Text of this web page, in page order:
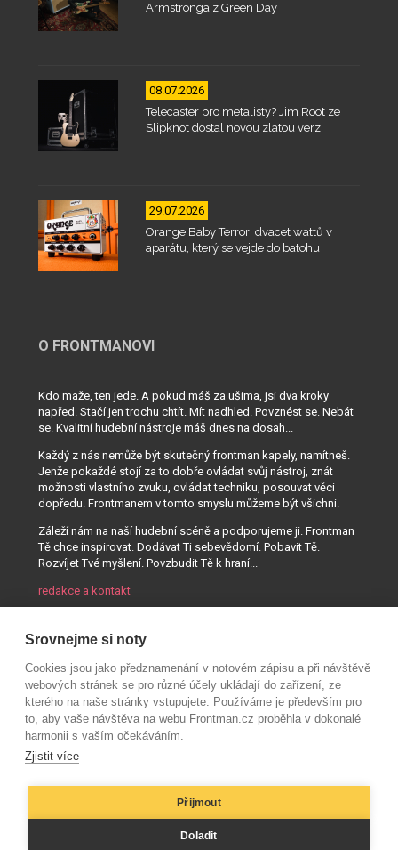
Armstronga z Green Day
08.07.2026
Telecaster pro metalisty? Jim Root ze
Slipknot dostal novou zlatou verzi
29.07.2026
Orange Baby Terror: dvacet wattů v
aparátu, který se vejde do batohu
O FRONTMANOVI
Kdo maže, ten jede. A pokud máš za ušima, jsi dva kroky
napřed. Stačí jen trochu chtít. Mít nadhled. Povznést se. Nebát
se. Kvalitní hudební nástroje máš dnes na dosah...
Každý z nás nemůže být skutečný frontman kapely, namítneš.
Jenže pokaždé stojí za to dobře ovládat svůj nástroj, znát
možnosti vlastního zvuku, ovládat techniku, posouvat věci
dopředu. Frontmanem v tomto smyslu můžeme být všichni.
Záleží nám na naší hudební scéně a podporujeme ji. Frontman
Tě chce inspirovat. Dodávat Ti sebevědomí. Pobavit Tě.
Rozvíjet Tvé myšlení. Povzbudit Tě k hraní...
redakce a kontakt
Srovnejme si noty
Cookies jsou jako předznamenání v notovém zápisu a při návštěvě
webových stránek se pro různé účely ukládají do zařízení, ze
kterého na naše stránky vstupujete. Používáme je především pro
to, aby vaše návštěva na webu Frontman.cz proběhla v dokonalé
harmonii s vaším očekáváním.
Zjistit více
Přijmout
Doladit